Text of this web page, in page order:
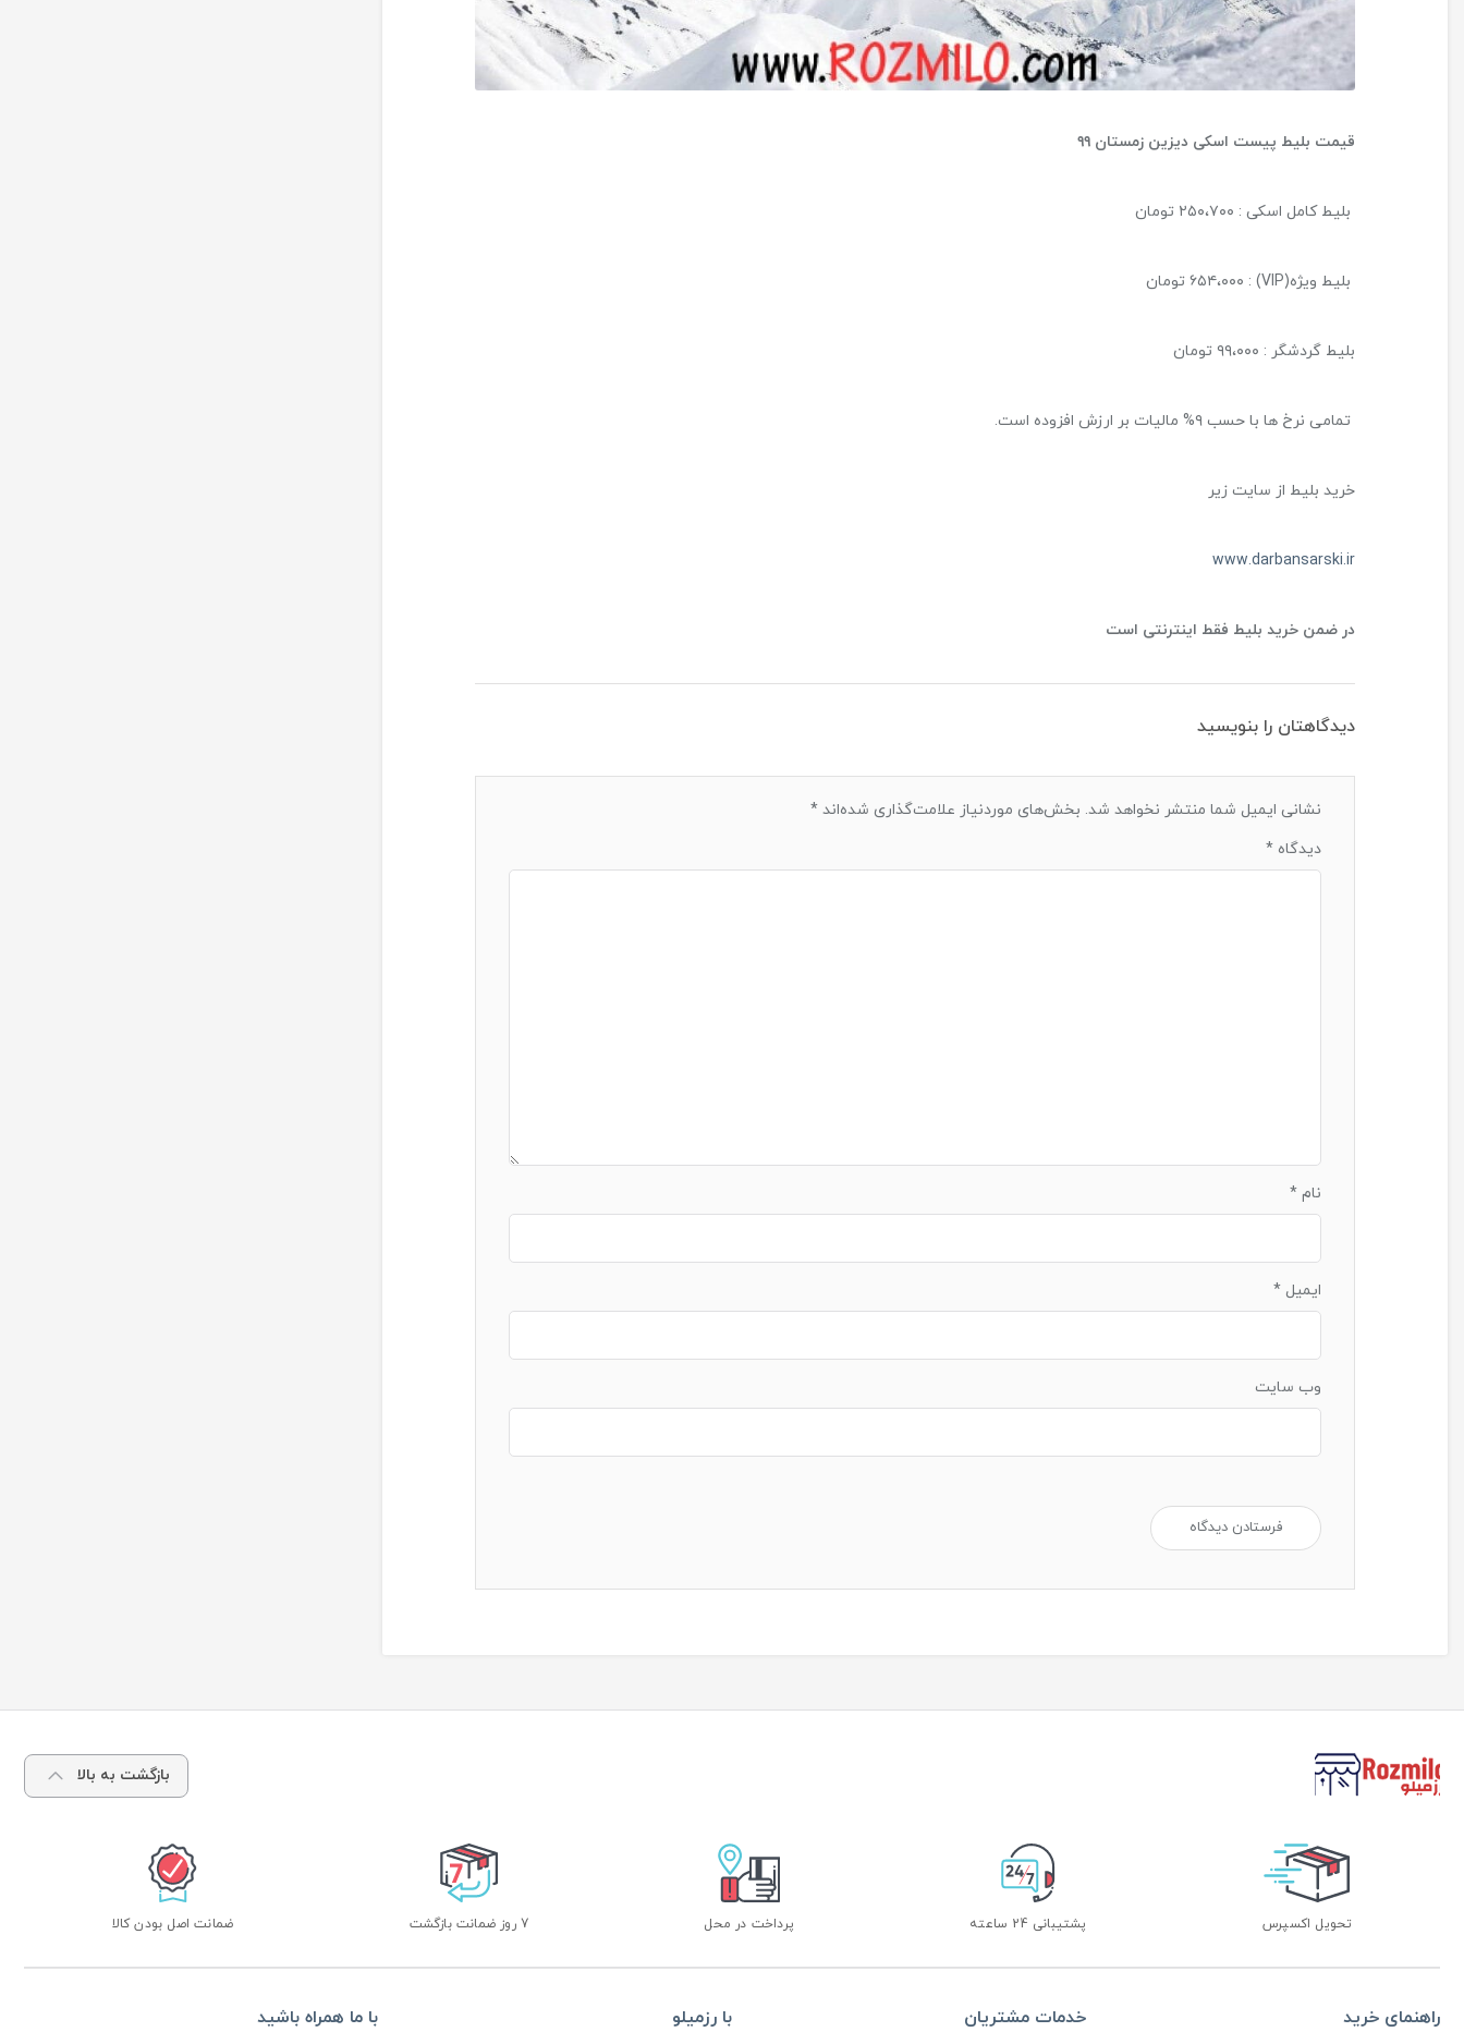
قیمت بلیط پیست اسکی دیزین زمستان ۹۹
بلیط کامل اسکی : ۲۵۰،۷۰۰ تومان
بلیط ویژه(VIP) : ۶۵۴،۰۰۰ تومان
بلیط گردشگر : ۹۹،۰۰۰ تومان
تمامی نرخ ها با حسب ۹% مالیات بر ارزش افزوده است.
خرید بلیط از سایت زیر
www.darbansarski.ir
در ضمن خرید بلیط فقط اینترنتی است
دیدگاهتان را بنویسید
نشانی ایمیل شما منتشر نخواهد شد. بخش‌های موردنیاز علامت‌گذاری شده‌اند *
دیدگاه *
نام *
ایمیل *
وب‌ سایت
بازگشت به بالا
تحویل اکسپرس پشتیبانی 24 ساعته پرداخت در محل 7 روز ضمانت بازگشت ضمانت اصل بودن کالا
راهنمای خرید خدمات مشتریان با رزمیلو با ما همراه باشید